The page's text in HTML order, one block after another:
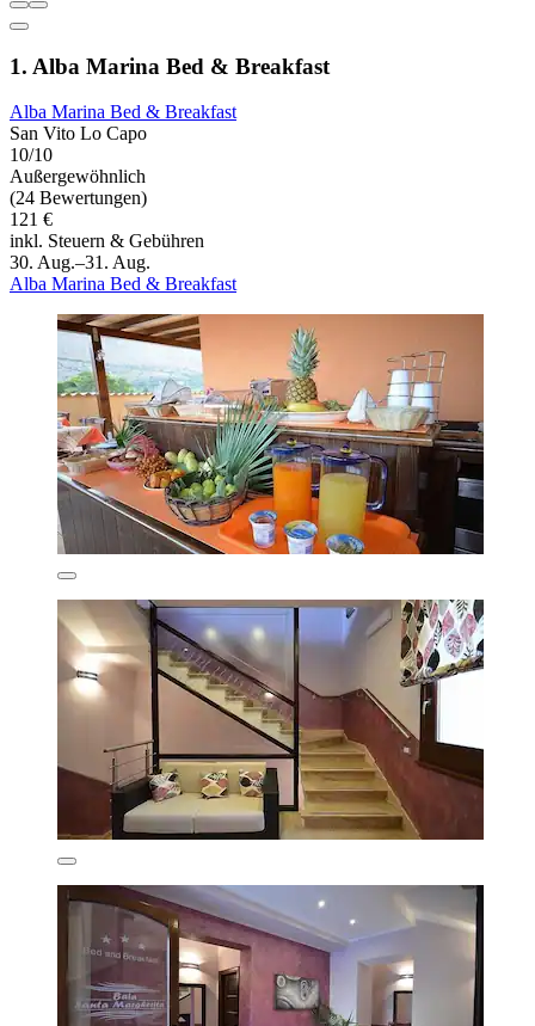
1. Alba Marina Bed & Breakfast
Alba Marina Bed & Breakfast
San Vito Lo Capo
10/10
Außergewöhnlich
(24 Bewertungen)
121 €
inkl. Steuern & Gebühren
30. Aug.–31. Aug.
Alba Marina Bed & Breakfast